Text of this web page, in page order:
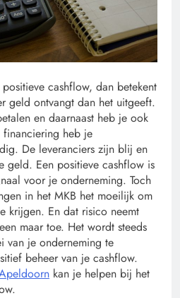
cashflow, dan betekent
geld ontvangt dan het uitgeeft.
en daarnaast heb je ook
heb je
De leveranciers zijn blij en
geld. Een positieve cashflow is
voor je onderneming. Toch
in het MKB het moeilijk om
krijgen. En dat risico neemt
maar toe. Het wordt steeds
van je onderneming te
beheer van je cashflow.
kan je helpen bij het